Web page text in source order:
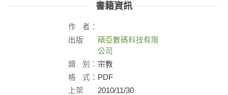
書籍資訊
作
者：
出版
碩亞數碼科技有限
公司
類
別： 宗教
格
式： PDF
上架
2010/11/30